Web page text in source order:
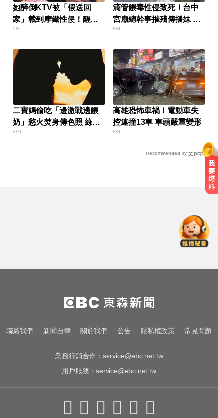
她醉倒KTV被「假送回
家」載到摩鐵性侵！醒來
婚姻全毀
5/3
滴管餵毒性侵致死！台中
宮廟總幹事摧殘傳播妹 下
場出爐
8/8
二寶媽偷吃「邊激戰邊餵
奶」慾火焚身傳色照 綠帽
尪崩潰
2/26
高雄恐怖車禍！電動車失
控連撞13車 車頭嚴重變形
8/8
Recommended by
鬆失智三關鍵
俄軍空襲烏克蘭首都基輔及周邊區
域 造成4人喪命
拍板了！賴總統：0-18歲每月5千明
聯絡我們 新聞自律 關於我們 公告 隱私權政策 常見問題
業務行銷合作： service@ebc.net.tw
用戶服務： service@ebc.net.tw